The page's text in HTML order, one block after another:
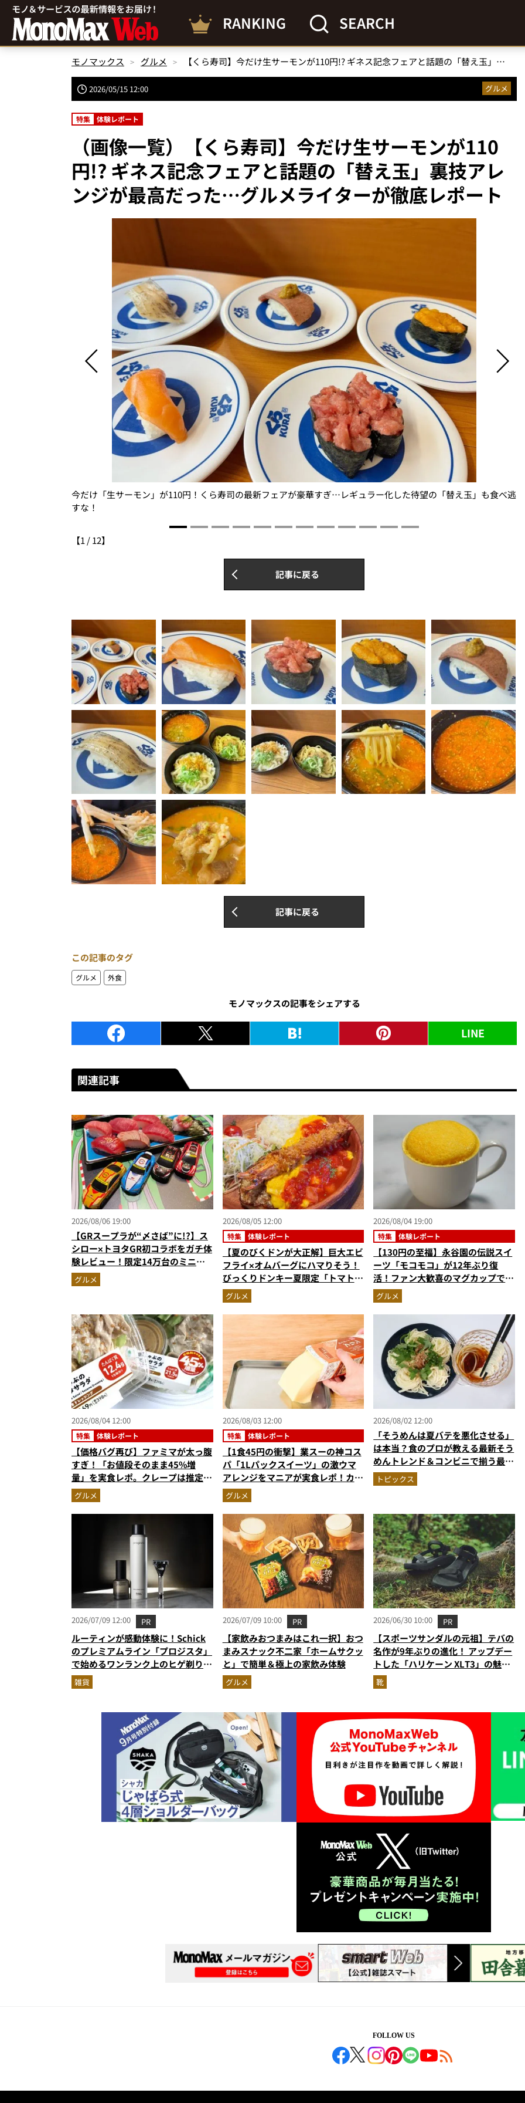
RANKING SEARCH
モノマックス グルメ 【くら寿司】今だけ生サーモンが110円!? ギネス記念フェアと話題の「替え玉」裏技アレンジが最高だった…グルメライターが徹底レポート
2026/05/15 12:00 グルメ
特集 体験レポート
（画像一覧）【くら寿司】今だけ生サーモンが110
円!? ギネス記念フェアと話題の「替え玉」裏技アレ
ンジが最高だった…グルメライターが徹底レポート
今だけ「生サーモン」が110円！くら寿司の最新フェアが豪華すぎ…レギュラー化した待望の「替え玉」も食べ逃
すな！
【1 /12】
記事に戻る
記事に戻る
この記事のタグ
グルメ 外食
モノマックスの記事をシェアする
LINE
関連記事
2026/08/06 19:00
【GRスープラが“〆さば”に!?】ス
シロー×トヨタGR初コラボをガチ体
験レビュー！限定14万台のミニカ
ー＆体験型演出に大人も子供も大興
奮間違いなし
グルメ
2026/08/05 12:00
特集 体験レポート
【夏のびくドンが大正解】巨大エビ
フライ×オムバーグにハマりそう！
びっくりドンキー夏限定「トマト弾
けるハンバーグ」を実食レビュー
グルメ
2026/08/04 19:00
特集 体験レポート
【130円の至福】永谷園の伝説スイ
ーツ「モコモコ」が12年ぶり復
活！ファン大歓喜のマグカップで作
る絶品ケーキを食べたらやっぱり最
高にウマかった
グルメ
2026/08/04 12:00
特集 体験レポート
【価格バグ再び】ファミマが太っ腹
すぎ！「お値段そのまま45%増
量」を実食レポ。クレープは推定
59%増の衝撃的な大盤振る舞い
グルメ
2026/08/03 12:00
特集 体験レポート
【1食45円の衝撃】業スーの神コス
パ「1Lパックスイーツ」の激ウマ
アレンジをマニアが実食レポ！カス
タードプリン、杏仁豆腐…夏休みの
おやつに最強すぎた
グルメ
2026/08/02 12:00
「そうめんは夏バテを悪化させる」
は本当？食のプロが教える最新そう
めんトレンド＆コンビニで揃う最強
の“夏バテ撃退飯”
トピックス
2026/07/09 12:00 PR
ルーティンが感動体験に！Schick
のプレミアムライン「プロジスタ」
で始めるワンランク上のヒゲ剃り習
慣
雑貨
2026/07/09 10:00 PR
【家飲みおつまみはこれ一択】おつ
まみスナック不二家「ホームサクッ
と」で簡単＆極上の家飲み体験
グルメ
2026/06/30 10:00 PR
【スポーツサンダルの元祖】テバの
名作が9年ぶりの進化！ アップデー
トした「ハリケーン XLT3」の魅力
を識者があらゆる角度から徹底解
説！
靴
FOLLOW US